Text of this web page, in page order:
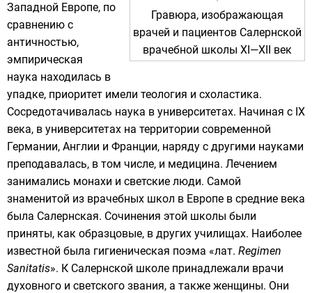
Гравюра, изображающая
врачей и пациентов Салернской
врачебной школы XI—XII век
Западной Европе, по
сравнению с
античностью,
эмпирическая
наука находилась в
упадке, приоритет имели теология и схоластика.
Сосредотачивалась наука в университетах. Начиная с IX
века, в университетах на территории современной
Германии, Англии и Франции, наряду с другими науками
преподавалась, в том числе, и медицина. Лечением
занимались монахи и светские люди. Самой
знаменитой из врачебных школ в Европе в средние века
была Салернская. Сочинения этой школы были
приняты, как образцовые, в других училищах. Наиболее
известной была гигиеническая поэма «лат. Regimen
Sanitatis». К Салернской школе принадлежали врачи
духовного и светского звания, а также женщины. Они